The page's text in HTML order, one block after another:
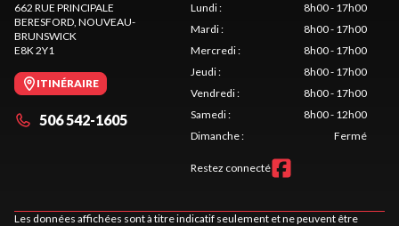
662 RUE PRINCIPALE
BERESFORD, NOUVEAU-
BRUNSWICK
E8K 2Y1
ITINÉRAIRE
506 542-1605
Lundi:
8h00 - 17h00
Mardi:
8h00 - 17h00
Mercredi:
8h00 - 17h00
Jeudi:
8h00 - 17h00
Vendredi:
8h00 - 17h00
Samedi:
8h00 - 12h00
Dimanche: Fermé
Restez connecté
Les données affichées sont à titre indicatif seulement et ne peuvent être